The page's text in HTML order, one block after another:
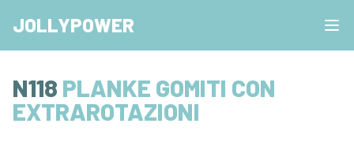
JOLLYPOWER
N118 PLANKE GOMITI CON
EXTRAROTAZIONI